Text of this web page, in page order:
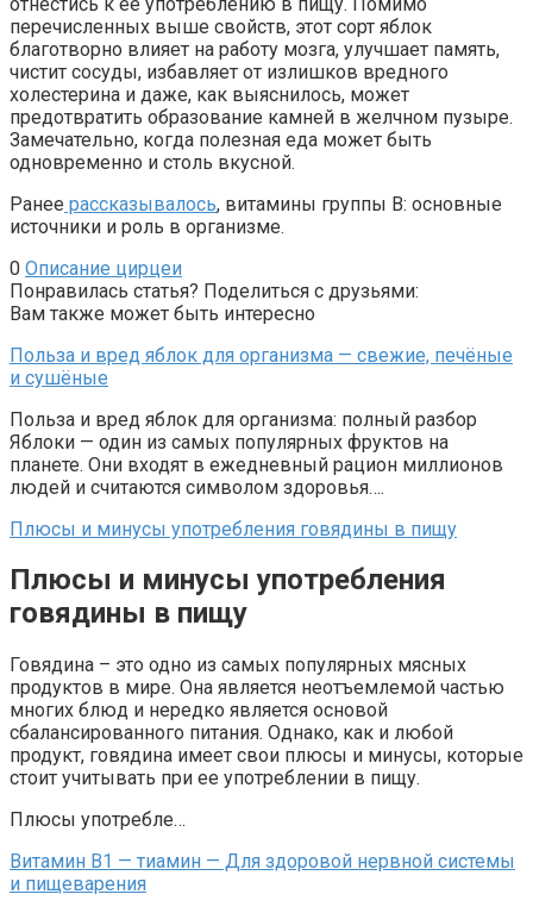
перечисленных выше свойств, этот сорт яблок
благотворно влияет на работу мозга, улучшает память,
чистит сосуды, избавляет от излишков вредного
холестерина и даже, как выяснилось, может
предотвратить образование камней в желчном пузыре.
Замечательно, когда полезная еда может быть
одновременно и столь вкусной.
Ранее рассказывалось, витамины группы B: основные
источники и роль в организме.
0 Описание цирцеи
Понравилась статья? Поделиться с друзьями:
Вам также может быть интересно
Польза и вред яблок для организма — свежие, печёные
и сушёные
Польза и вред яблок для организма: полный разбор
Яблоки — один из самых популярных фруктов на
планете. Они входят в ежедневный рацион миллионов
людей и считаются символом здоровья….
Плюсы и минусы употребления говядины в пищу
Плюсы и минусы употребления
говядины в пищу
Говядина – это одно из самых популярных мясных
продуктов в мире. Она является неотъемлемой частью
многих блюд и нередко является основой
сбалансированного питания. Однако, как и любой
продукт, говядина имеет свои плюсы и минусы, которые
стоит учитывать при ее употреблении в пищу.
Плюсы употребле…
Витамин B1 — тиамин — Для здоровой нервной системы
и пищеварения